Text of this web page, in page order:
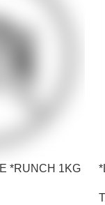
*RUNCH 1KG